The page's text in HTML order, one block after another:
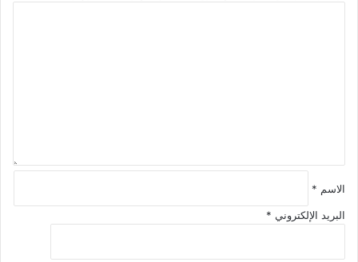
الاسم *
البريد الإلكتروني *